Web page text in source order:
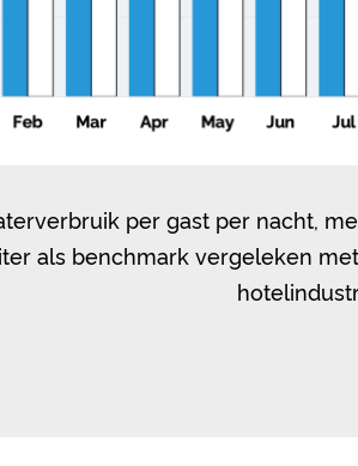
per gast per nacht,
als benchmark vergeleken